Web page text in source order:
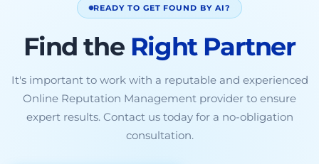
READY TO GET FOUND BY AI?
Find theRight Partner
It's important to work with a reputable and experienced
Online Reputation Management provider to ensure
expert results. Contact us today for a no-obligation
consultation.